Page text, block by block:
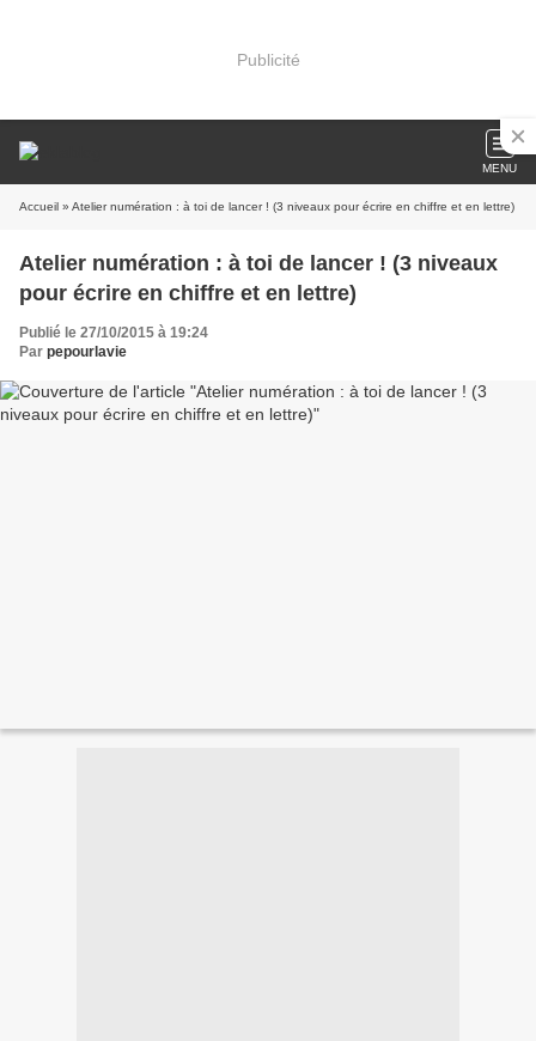
Publicité
MENU
Accueil » Atelier numération : à toi de lancer ! (3 niveaux pour écrire en chiffre et en lettre)
Atelier numération : à toi de lancer ! (3 niveaux
pour écrire en chiffre et en lettre)
Publié le 27/10/2015 à 19:24
Par pepourlavie